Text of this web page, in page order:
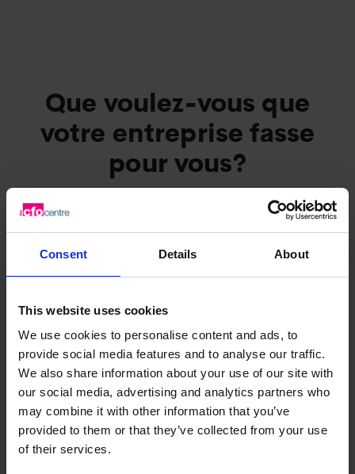
Consent Details About
This website uses cookies
We use cookies to personalise content and ads, to
provide social media features and to analyse our traffic.
We also share information about your use of our site with
our social media, advertising and analytics partners who
may combine it with other information that you’ve
provided to them or that they’ve collected from your use
of their services.
Que voulez-vous que
votre entreprise fasse
pour vous?
L’Entreprise
Plus de bénéfices Levée de fonds
Évolution plus
rapide
Rapports plus
efficaces